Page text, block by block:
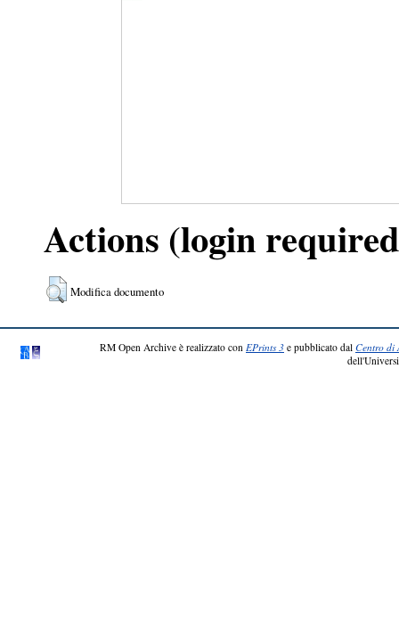
Actions (login
Modifica documento
RM Open Archive è realizzato con EPrints 3 e pubblicato dal Centro di